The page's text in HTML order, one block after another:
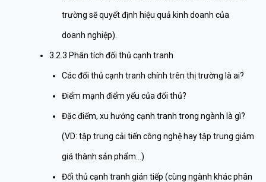
trường sẽ quyết định hiệu quả kinh doanh của
doanh nghiệp).
3.2.3 Phân tích đối thủ cạnh tranh
Các đối thủ cạnh tranh chính trên thị trường là ai?
Điểm mạnh điểm yếu của đối thủ?
Đặc điểm, xu hướng cạnh tranh trong ngành là gì?
(VD: tập trung cải tiến công nghệ hay tập trung giảm
giá thành sản phẩm…)
Đối thủ cạnh tranh gián tiếp (cùng ngành khác phân